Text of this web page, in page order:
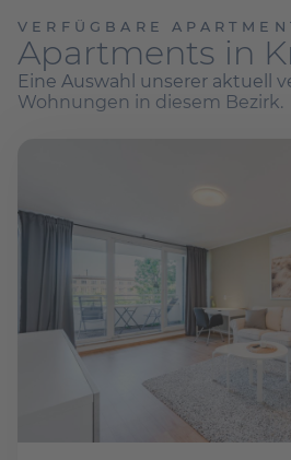
VERFÜGBARE
Apartments in
Eine Auswahl unserer aktuell
Wohnungen in diesem Bezirk.